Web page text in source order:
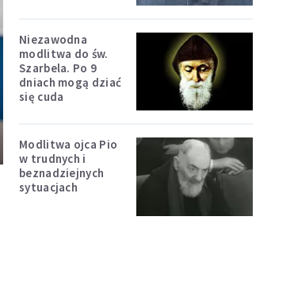
Niezawodna
modlitwa do św.
Szarbela. Po 9
dniach mogą dziać
się cuda
Modlitwa ojca Pio
w trudnych i
beznadziejnych
sytuacjach